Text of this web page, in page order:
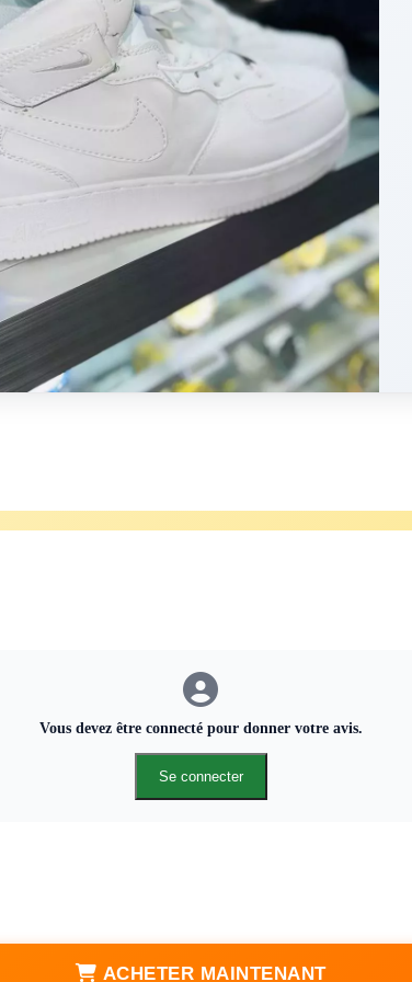
Vous devez être connecté pour donner votre avis.
Se connecter
ACHETER MAINTENANT